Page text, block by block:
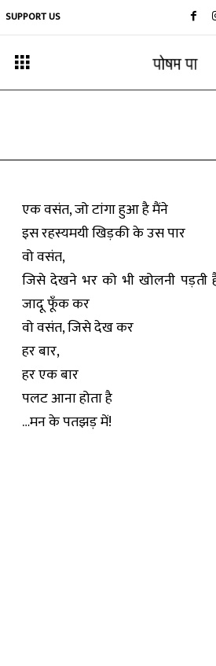
SUPPORT US
कविता
वसंत
Byरंजीता
एक वसंत, जो टांगा हुआ है मैंने
इस रहस्यमयी खिड़की के उस पार
वो वसंत,
जिसे देखने भर को भी खोलनी पड़ती
जादू फूँक कर
वो वसंत, जिसे देख कर
हर बार,
हर एक बार
पलट आना होता है
…मन के पतझड़ में!